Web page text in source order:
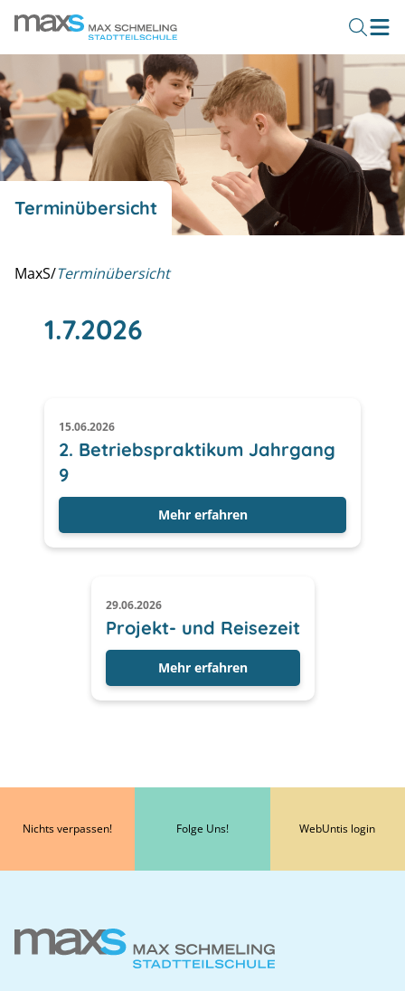
Terminübersicht
MaxS/Terminübersicht
1.7.2026
15.06.2026
2. Betriebspraktikum Jahrgang
9
Mehr erfahren
29.06.2026
Projekt- und Reisezeit
Mehr erfahren
Nichts verpassen! Folge Uns! WebUntis login